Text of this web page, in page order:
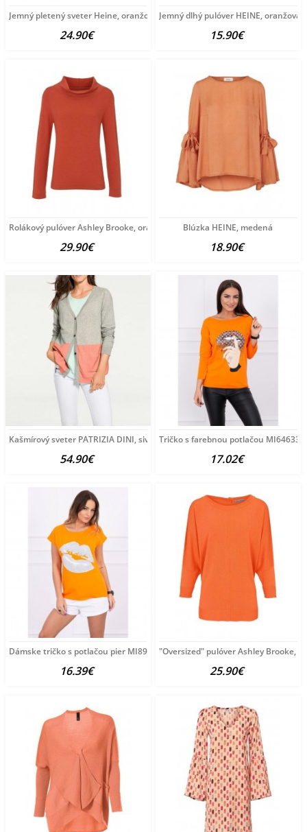
Jemný pletený sveter Heine, oranžový
24.90€
Jemný dlhý pulóver HEINE, oranžová
15.90€
Rolákový pulóver Ashley Brooke, oranžová
29.90€
Blúzka HEINE, medená
18.90€
Kašmírový sveter PATRIZIA DINI, sivo-marhuľový
54.90€
Tričko s farebnou potlačou MI64633
17.02€
Dámske tričko s potlačou pier MI8985 oranžové, Oranžová
16.39€
"Oversized" pulóver Ashley Brooke,
25.90€